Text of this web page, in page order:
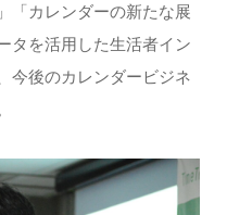
「カレンダーの新たな展
タを活用した生活者イン
今後のカレンダービジネ